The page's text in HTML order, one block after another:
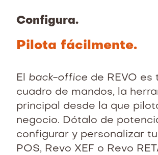
Configura.
Pilota fácilmente.
El back-office de REVO es
cuadro de mandos, la
principal desde la que
negocio. Dótalo de
configurar y personalizar
POS, Revo XEF o Revo